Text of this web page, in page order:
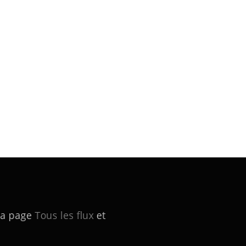
page Tous les flux et